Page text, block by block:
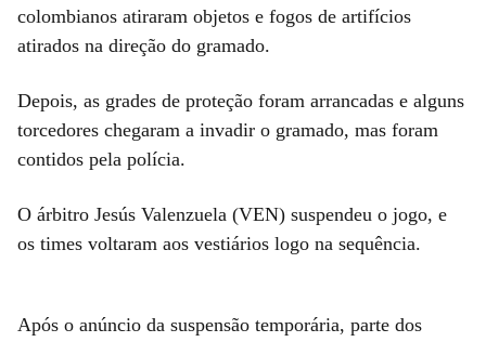
colombianos atiraram objetos e fogos de artifícios
atirados na direção do gramado.
Depois, as grades de proteção foram arrancadas e alguns
torcedores chegaram a invadir o gramado, mas foram
contidos pela polícia.
O árbitro Jesús Valenzuela (VEN) suspendeu o jogo, e
os times voltaram aos vestiários logo na sequência.
Após o anúncio da suspensão temporária, parte dos